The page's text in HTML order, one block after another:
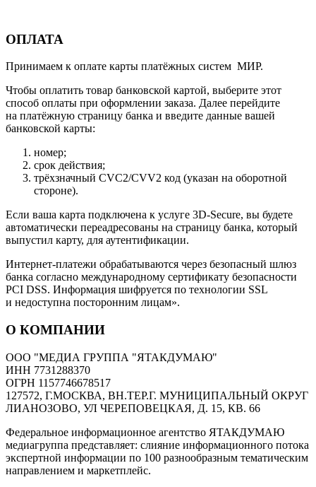
ОПЛАТА
Принимаем к оплате карты платёжных систем МИР.
Чтобы оплатить товар банковской картой, выберите этот
способ оплаты при оформлении заказа. Далее перейдите
на платёжную страницу банка и введите данные вашей
банковской карты:
номер;
срок действия;
трёхзначный CVC2/CVV2 код (указан на оборотной
стороне).
Если ваша карта подключена к услуге 3D-Secure, вы будете
автоматически переадресованы на страницу банка, который
выпустил карту, для аутентификации.
Интернет-платежи обрабатываются через безопасный шлюз
банка согласно международному сертификату безопасности
PCI DSS. Информация шифруется по технологии SSL
и недоступна посторонним лицам».
О КОМПАНИИ
ООО "МЕДИА ГРУППА "ЯТАКДУМАЮ"
ИНН 7731288370
ОГРН 1157746678517
127572, Г.МОСКВА, ВН.ТЕР.Г. МУНИЦИПАЛЬНЫЙ ОКРУГ
ЛИАНОЗОВО, УЛ ЧЕРЕПОВЕЦКАЯ, Д. 15, КВ. 66
Федеральное информационное агентство ЯТАКДУМАЮ
медиагруппа представляет: слияние информационного потока
экспертной информации по 100 разнообразным тематическим
направлением и маркетплейс.